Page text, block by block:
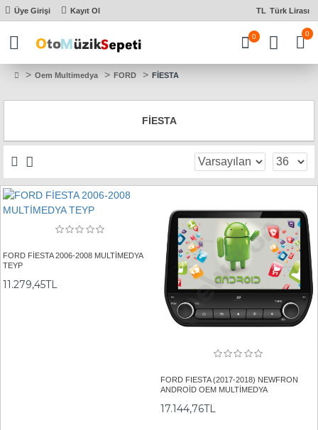
Üye Girişi Kayıt Ol TL Türk Lirası
0 0
Oem Multimedya FORD FİESTA
FİESTA
FORD FİESTA 2006-2008 MULTİMEDYA
TEYP
11.279,45TL
FORD FIESTA (2017-2018) NEWFRON
ANDROİD OEM MULTİMEDYA
17.144,76TL